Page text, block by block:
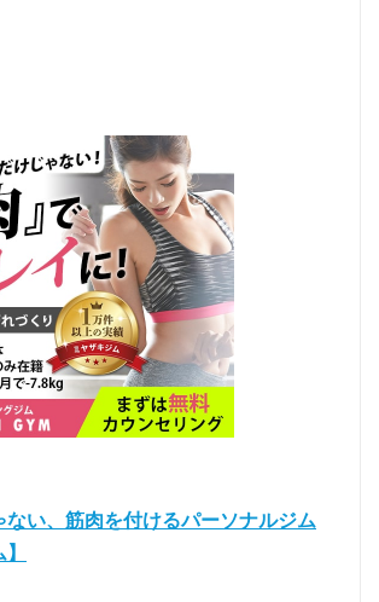
い、筋肉を付けるパーソナルジム